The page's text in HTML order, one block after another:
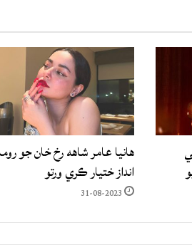
هانيا عامر شاهه رخ خان جو
انداز ختيار ڪري ورتو
31-08-2023